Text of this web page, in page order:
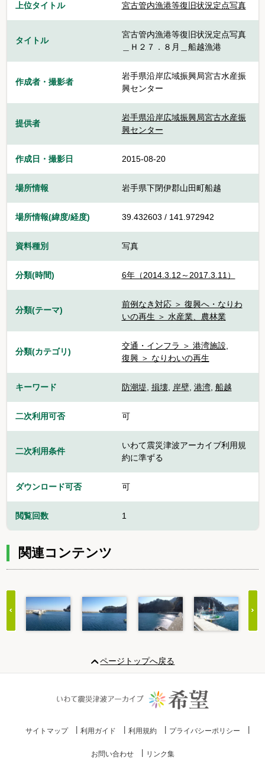
上位タイトル 宮古管内漁港等復旧状況定点写真
タイトル
宮古管内漁港等復旧状況定点写真
＿Ｈ２７．８月＿船越漁港
作成者・撮影者
岩手県沿岸広域振興局宮古水産振
興センター
提供者
岩手県沿岸広域振興局宮古水産振
興センター
作成日・撮影日 2015-08-20
場所情報 岩手県下閉伊郡山田町船越
場所情報(緯度/経度) 39.432603 / 141.972942
資料種別 写真
分類(時間) 6年（2014.3.12～2017.3.11）
分類(テーマ)
前例なき対応 ＞ 復興へ・なりわ
いの再生 ＞ 水産業、農林業
分類(カテゴリ)
交通・インフラ ＞ 港湾施設,
復興 ＞ なりわいの再生
キーワード 防潮堤, 損壊, 岸壁, 港湾, 船越
二次利用可否 可
二次利用条件
いわて震災津波アーカイブ利用規
約に準ずる
ダウンロード可否 可
閲覧回数 1
関連コンテンツ
20
ページトップへ戻る
サイトマップ 利用ガイド 利用規約 プライバシーポリシー
お問い合わせ リンク集